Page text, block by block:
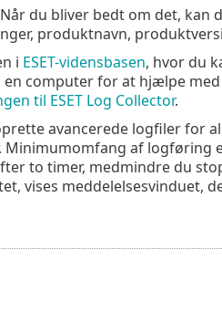
du bliver bedt om det, kan
produktnavn,
i ESET-vidensbasen, hvor du
computer for at hjælpe
til ESET Log Collector.
avancerede logfiler for
Minimumomfang af logføring
to timer, medmindre du
vises meddelelsesvinduet,